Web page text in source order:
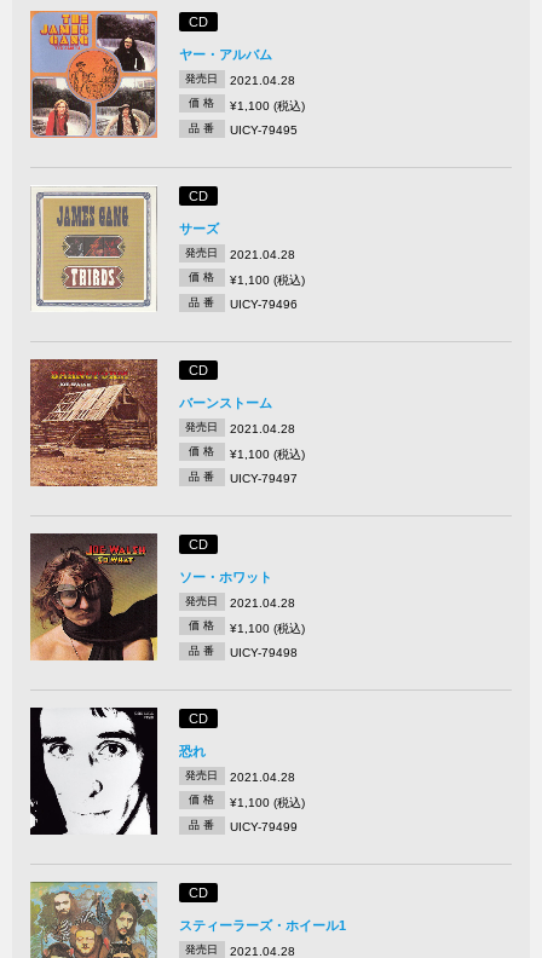
CD
ヤー・アルバム
発売日 2021.04.28
価 格 ¥1,100 (税込)
品 番 UICY-79495
CD
サーズ
発売日 2021.04.28
価 格 ¥1,100 (税込)
品 番 UICY-79496
CD
バーンストーム
発売日 2021.04.28
価 格 ¥1,100 (税込)
品 番 UICY-79497
CD
ソー・ホワット
発売日 2021.04.28
価 格 ¥1,100 (税込)
品 番 UICY-79498
CD
恐れ
発売日 2021.04.28
価 格 ¥1,100 (税込)
品 番 UICY-79499
CD
スティーラーズ・ホイール1
発売日 2021.04.28